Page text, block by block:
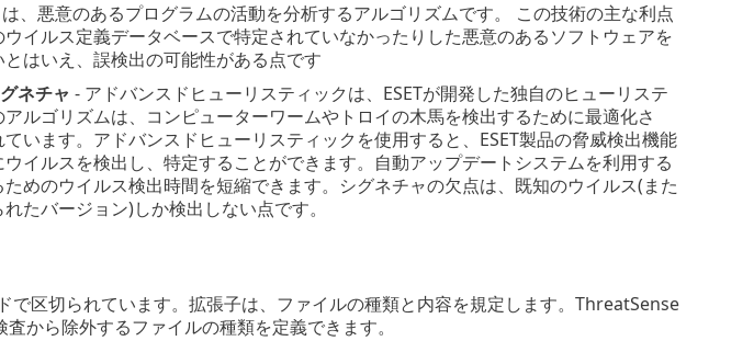
、悪意のあるプログラムの活動を分析するアルゴリズムです。 この技術の主な利点
イルス定義データベースで特定されていなかったりした悪意のあるソフトウェアを
はいえ、誤検出の可能性がある点です
ネチャ - アドバンスドヒューリスティックは、ESETが開発した独自のヒューリステ
ルゴリズムは、コンピューターワームやトロイの木馬を検出するために最適化さ
います。アドバンスドヒューリスティックを使用すると、ESET製品の脅威検出機能
イルスを検出し、特定することができます。自動アップデートシステムを利用する
めのウイルス検出時間を短縮できます。シグネチャの欠点は、既知のウイルス(また
たバージョン)しか検出しない点です。
で区切られています。拡張子は、ファイルの種類と内容を規定します。ThreatSense
から除外するファイルの種類を定義できます。